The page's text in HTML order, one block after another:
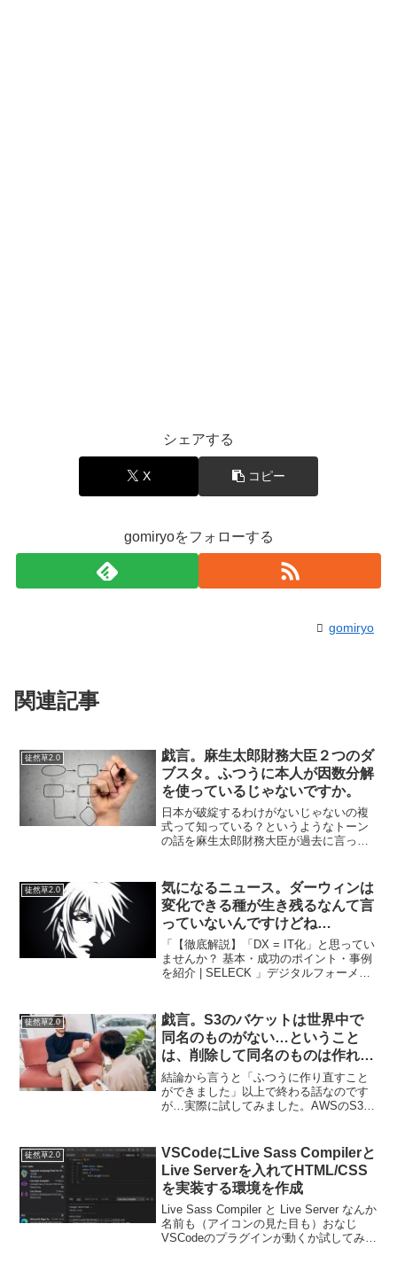
シェアする
X コピー
gomiryoをフォローする
gomiryo
関連記事
徒然草2.0
戯言。麻生太郎財務大臣２つのダ
ブスタ。ふつうに本人が因数分解
を使っているじゃないですか。
日本が破綻するわけがないじゃないの複
式って知っている？というようなトーン
の話を麻生太郎財務大臣が過去に言って
残すのか？"と言って拒否しているんです
ね。（あれれ？日銀が...
徒然草2.0
気になるニュース。ダーウィンは
変化できる種が生き残るなんて言
っていないんですけどね…
「【徹底解説】「DX = IT化」と思ってい
ませんか？ 基本・成功のポイント・事例
を紹介 | SELECK 」デジタルフォーメー
終目標はAI/データ活用が当たり前にな...
徒然草2.0
戯言。S3のバケットは世界中で
同名のものがない…ということ
は、削除して同名のものは作れる
か？
結論から言うと「ふつうに作り直すこと
ができました」以上で終わる話なのです
が…実際に試してみました。AWSのS3と
はURLが発行されてアクセスが可能です
が…このURLドメ...
徒然草2.0
VSCodeにLive Sass Compilerと
Live Serverを入れてHTML/CSS
を実装する環境を作成
Live Sass Compiler と Live Server なんか
名前も（アイコンの見た目も）おなじ
VSCodeのプラグインが動くか試してみた